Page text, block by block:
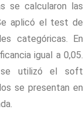
se calcularon las
aplicó el test de
categóricas. En
igual a 0,05.
se utilizó el soft
se presentan en